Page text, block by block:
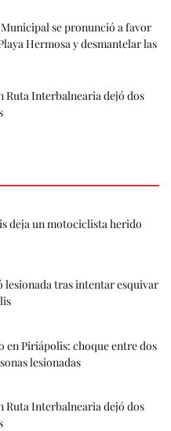
se pronunció a favor
Hermosa y desmantelar las
Ruta Interbalnearia dejó dos
deja un motociclista herido
tras intentar esquivar
en Piriápolis: choque entre dos
lesionadas
Ruta Interbalnearia dejó dos